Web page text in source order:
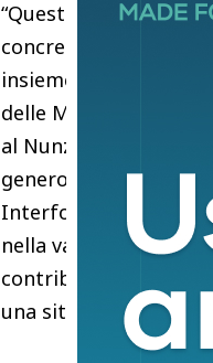
“Questa missione
concreto quando
insieme per il bene
delle Misericordie
al Nunzio Apostolico
generosità per l’alto
Interforze per il
nella valutazione e
contribuito alla
una situazione di